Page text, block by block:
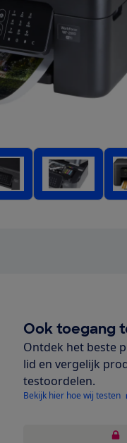
Ook toegang
Ontdek het beste
lid en vergelijk
testoordelen.
Bekijk hier hoe wij testen